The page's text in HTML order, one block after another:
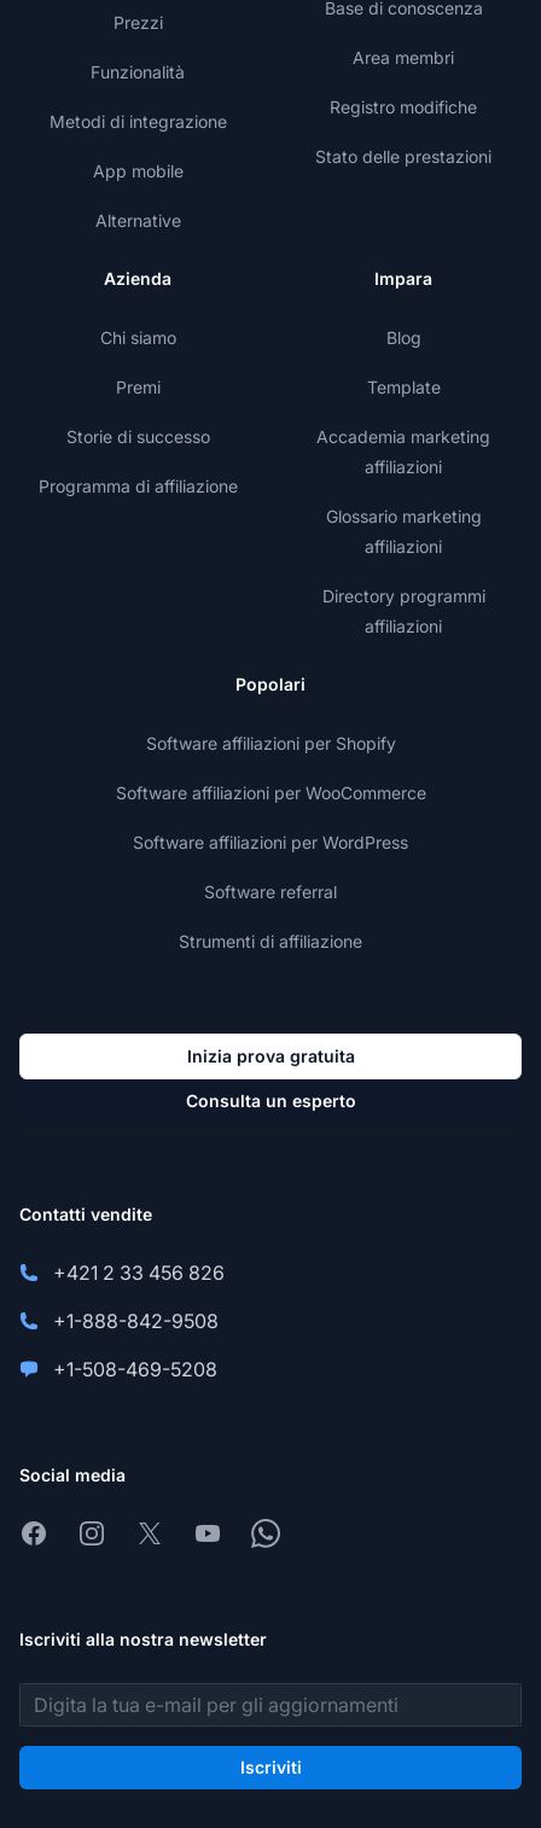
Prezzi
Funzionalità
Metodi di integrazione
App mobile
Alternative
Base di conoscenza
Area membri
Registro modifiche
Stato delle prestazioni
Azienda
Chi siamo
Premi
Storie di successo
Programma di affiliazione
Impara
Blog
Template
Accademia marketing
affiliazioni
Glossario marketing
affiliazioni
Directory programmi
affiliazioni
Popolari
Software affiliazioni per Shopify
Software affiliazioni per WooCommerce
Software affiliazioni per WordPress
Software referral
Strumenti di affiliazione
Inizia prova gratuita
Consulta un esperto
Contatti vendite
+421 2 33 456 826
+1-888-842-9508
+1-508-469-5208
Social media
FacebookInstagram
X YoutubeWhatsapp
Iscriviti alla nostra newsletter
Indirizzo email
Iscriviti